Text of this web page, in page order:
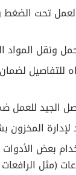
تحت
ونقل المواد
للتفاصيل
الجيد للعمل
لإدارة
بعض
(مثل